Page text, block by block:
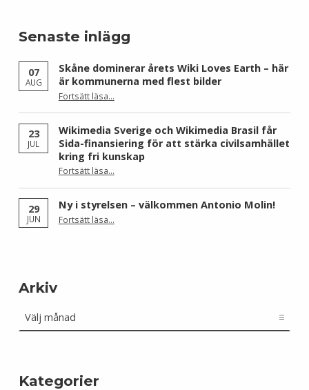
Senaste inlägg
07
AUG
Skåne dominerar årets Wiki Loves Earth – här
är kommunerna med flest bilder
Fortsätt läsa“Skåne dominerar årets Wiki Loves Earth – här är kommunerna med flest bilder”
…
23
JUL
Wikimedia Sverige och Wikimedia Brasil får
Sida-finansiering för att stärka civilsamhället
kring fri kunskap
Fortsätt läsa“Wikimedia Sverige och Wikimedia Brasil får Sida-finansiering för att stärka civilsamhället kring fri kunskap”
…
29
JUN
Ny i styrelsen – välkommen Antonio Molin!
Fortsätt läsa“Ny i styrelsen – välkommen Antonio Molin!”
…
Arkiv
Kategorier